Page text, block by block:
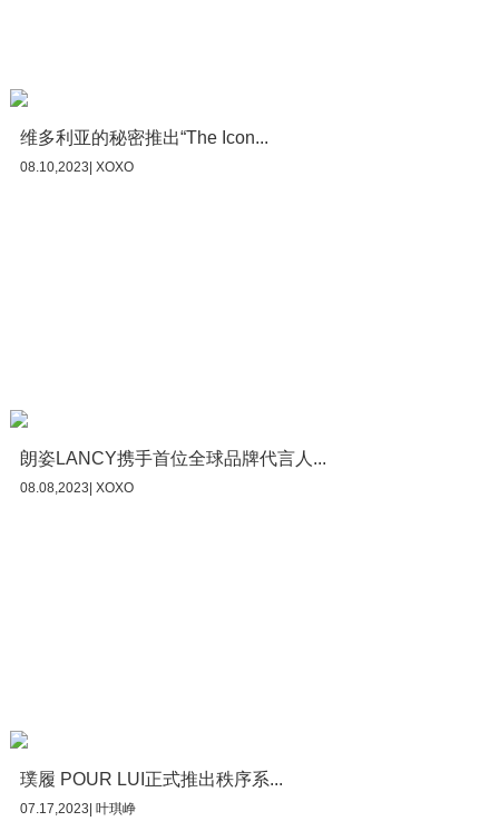
维多利亚的秘密推出“The Icon...
08.10,2023| XOXO
朗姿LANCY携手首位全球品牌代言人...
08.08,2023| XOXO
璞履 POUR LUI正式推出秩序系...
07.17,2023| 叶琪峥